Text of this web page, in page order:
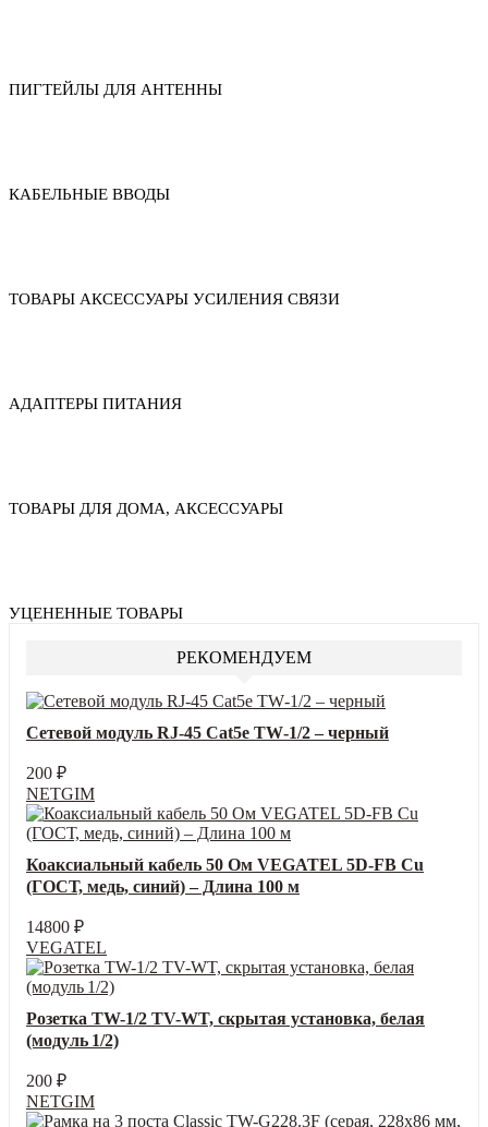
ПИГТЕЙЛЫ ДЛЯ АНТЕННЫ
КАБЕЛЬНЫЕ ВВОДЫ
ТОВАРЫ АКСЕССУАРЫ УСИЛЕНИЯ СВЯЗИ
АДАПТЕРЫ ПИТАНИЯ
ТОВАРЫ ДЛЯ ДОМА, АКСЕССУАРЫ
УЦЕНЕННЫЕ ТОВАРЫ
РЕКОМЕНДУЕМ
Сетевой модуль RJ‑45 Cat5e TW‑1/2 – черный
200 ₽
NETGIM
Коаксиальный кабель 50 Ом VEGATEL 5D-FB Cu
(ГОСТ, медь, синий) – Длина 100 м
14800 ₽
VEGATEL
Розетка TW-1/2 TV-WT, скрытая установка, белая
(модуль 1/2)
200 ₽
NETGIM